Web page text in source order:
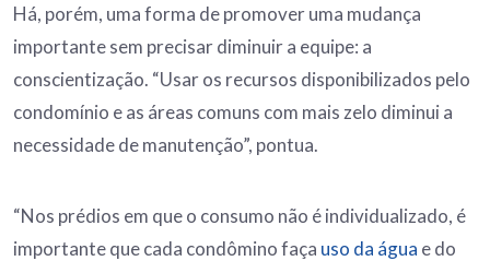
Há, porém, uma forma de promover uma mudança
importante sem precisar diminuir a equipe: a
conscientização. “Usar os recursos disponibilizados pelo
condomínio e as áreas comuns com mais zelo diminui a
necessidade de manutenção”, pontua.
“Nos prédios em que o consumo não é individualizado, é
importante que cada condômino faça uso da água e do